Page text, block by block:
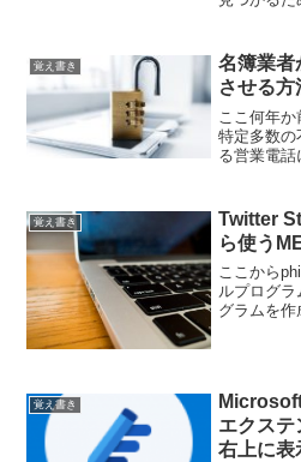
覚え書き
名簿業者
させる方
ここ何年
特定多数の
る営業電話
が、たまた
がかかっ
覚え書き
Twitter
ら使う
ここから
ルプログ
グラムを作
覚え書き
エクステ
右上に表